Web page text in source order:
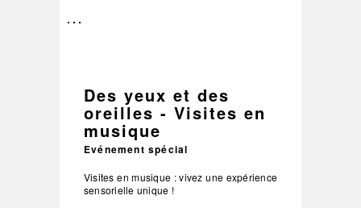
Des yeux et des
oreilles - Visites en
musique
Evénement spécial
Visites en musique : vivez une expérience
sensorielle unique !